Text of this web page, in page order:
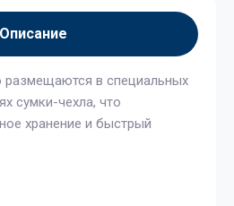
Описание
размещаются в специальных
сумки-чехла, что
хранение и быстрый